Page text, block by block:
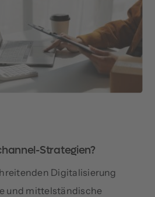
Strategien?
Digitalisierung
und mittelständische